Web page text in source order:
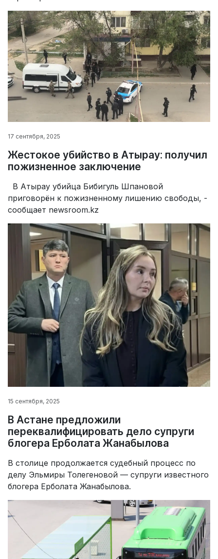
17 сентября, 2025
Жестокое убийство в Атырау: получил
пожизненное заключение
В Атырау убийца Бибигуль Шпановой
приговорён к пожизненному лишению свободы, -
сообщает newsroom.kz
15 сентября, 2025
В Астане предложили
переквалифицировать дело супруги
блогера Ерболата Жанабылова
В столице продолжается судебный процесс по
делу Эльмиры Толегеновой — супруги известного
блогера Ерболата Жанабылова.